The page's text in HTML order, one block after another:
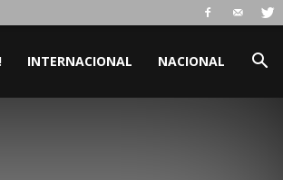
INTERNACIONAL NACIONAL